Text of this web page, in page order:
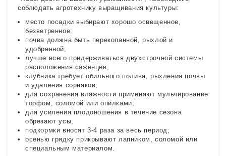
соблюдать агротехнику выращивания культуры:
место посадки выбирают хорошо освещенное,
безветренное;
почва должна быть перекопанной, рыхлой и
удобренной;
лучше всего придерживаться двухстрочной системы
расположения саженцев;
клубника требует обильного полива, рыхления почвы
и удаления сорняков;
для сохранения влажности применяют мульчирование
торфом, соломой или опилками;
для усиления плодоношения в течение сезона
обрезают усы;
подкормки вносят 3-4 раза за весь период;
осенью грядку прикрывают лапником, соломой или
специальным материалом.